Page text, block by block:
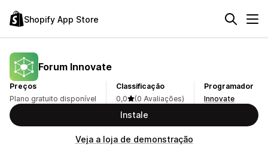
Shopify App Store
Forum Innovate
Preços
Plano gratuito disponível
Classificação
0,0
(0 Avaliações)
Programador
Innovate
Instale
Veja a loja de demonstração